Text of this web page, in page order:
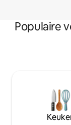
Populaire